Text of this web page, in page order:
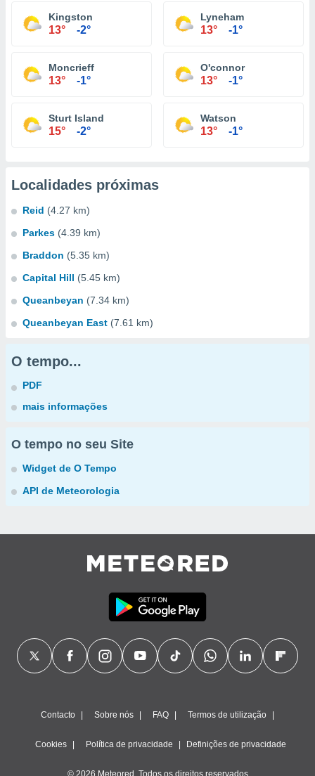
Kingston
13° -2°
Lyneham
13° -1°
Moncrieff
13° -1°
O'connor
13° -1°
Sturt Island
15° -2°
Watson
13° -1°
Localidades próximas
Reid (4.27 km)
Parkes (4.39 km)
Braddon (5.35 km)
Capital Hill (5.45 km)
Queanbeyan (7.34 km)
Queanbeyan East (7.61 km)
O tempo...
PDF
mais informações
O tempo no seu Site
Widget de O Tempo
API de Meteorologia
Contacto Sobre nós FAQ Termos de utilização
Cookies Política de privacidade Definições de privacidade
© 2026 Meteored. Todos os direitos reservados